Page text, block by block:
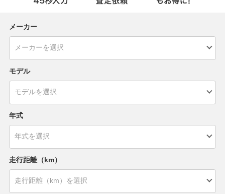
メーカー
モデル
年式
走行距離（km）